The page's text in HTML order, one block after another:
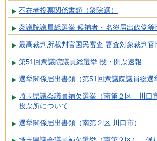
不在者投票関係書類（衆院選）
衆議院議員総選挙 候補者・名簿届出政党等
最高裁判所裁判官国民審査 審査対象裁判官
第51回衆議院議員総選挙 投・開票速報
選挙関係届出書類（第51回衆議院議員総選
埼玉県議会議員補欠選挙（南第２区 川口
投票所について
選挙関係届出書類（南第２区 川口市）